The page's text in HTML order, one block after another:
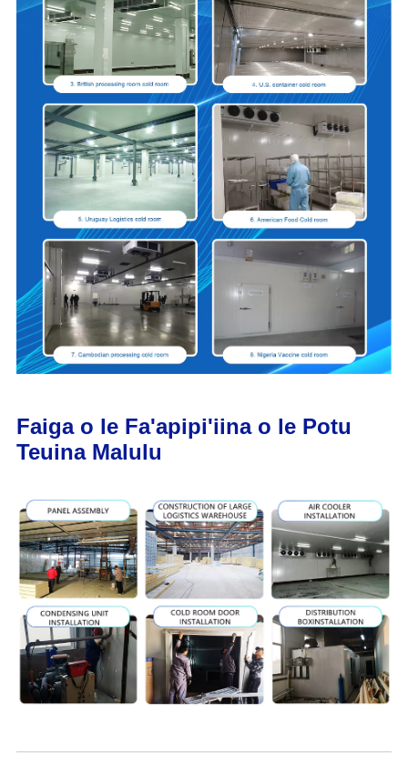
Faiga o le Fa'apipi'iina o le Potu
Teuina Malulu